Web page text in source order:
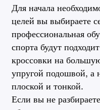
Для начала
целей вы выбираете
профессиональная
спорта будут
кроссовки на
упругой подошвой, а
плоской и тонкой.
Если вы не